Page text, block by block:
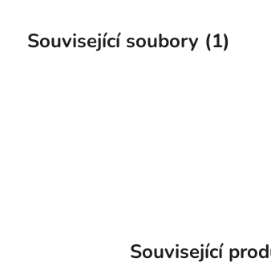
Související soubory (1)
Související